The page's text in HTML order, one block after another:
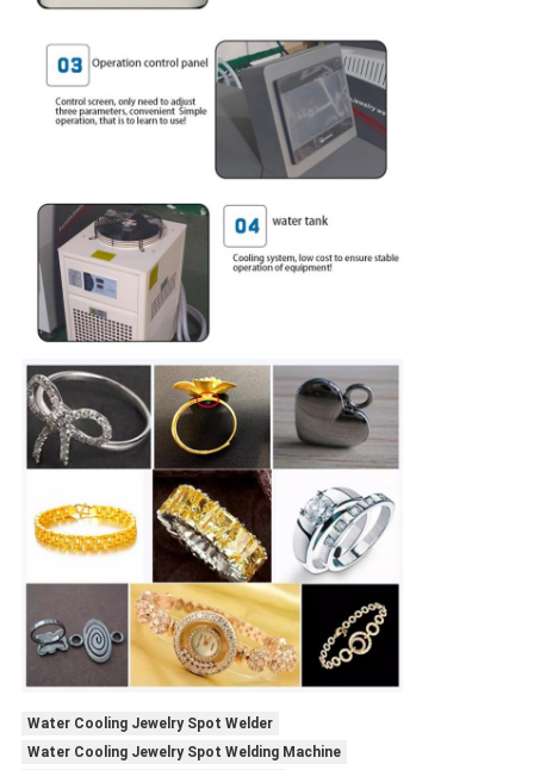
Water Cooling Jewelry Spot Welder
Water Cooling Jewelry Spot Welding Machine